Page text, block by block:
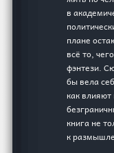
в
плане
всё то,
фэнтези.
бы вела
как
книга не
к